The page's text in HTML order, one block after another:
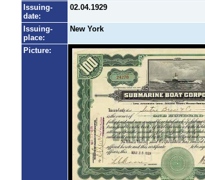
Issuing-
date:
02.04.1929
Issuing-
place:
New York
Picture: